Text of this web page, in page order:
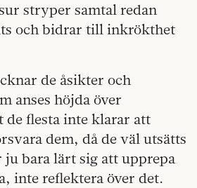
stryper samtal redan
och bidrar till inkrökthet
de åsikter och
anses höjda över
de flesta inte klarar att
dem, då de väl utsätts
bara lärt sig att upprepa
inte reflektera över det.